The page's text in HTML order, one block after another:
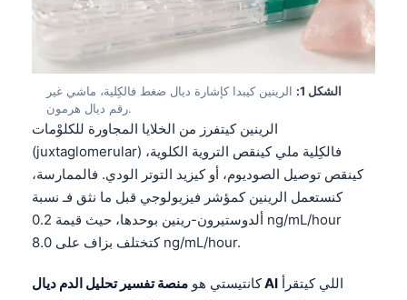
الشكل 1:
الرينين كيبدا كإشارة ديال ضغط فالكِلية، ماشي غير
رقم ديال هرمون.
الرينين كيتفرز من الخلايا المجاورة للكلوْمات
(juxtaglomerular) فالكِلية ملي كينقص التروية الكلوية،
كينقص توصيل الصوديوم، أو كيزيد التوتر الودي. فالممارسة،
كنستعمل الرينين كمؤشر فيزيولوجي قبل ما نثق فـ نسبة
ألدوستيرون-رينين بوحدها، حيث قيمة 0.2 ng/mL/hour
كتختلف بزاف على 8.0 ng/mL/hour.
كانتيستي هومنصة تفسير تحليل الدم ديال AI